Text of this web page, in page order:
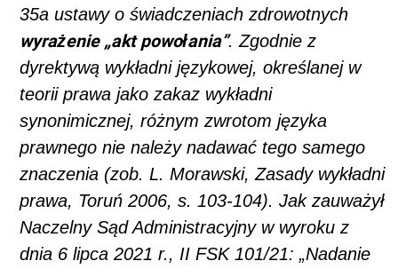
35a ustawy o świadczeniach zdrowotnych
wyrażenie „akt powołania”. Zgodnie z
dyrektywą wykładni językowej, określanej w
teorii prawa jako zakaz wykładni
synonimicznej, różnym zwrotom języka
prawnego nie należy nadawać tego samego
znaczenia (zob. L. Morawski, Zasady wykładni
prawa, Toruń 2006, s. 103-104). Jak zauważył
Naczelny Sąd Administracyjny w wyroku z
dnia 6 lipca 2021 r., II FSK 101/21: „Nadanie